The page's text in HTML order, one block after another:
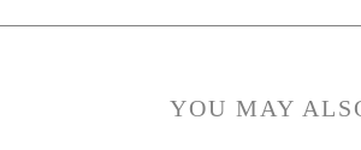
YOU MAY